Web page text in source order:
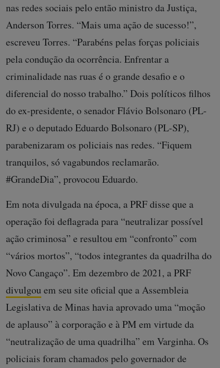
nas redes sociais pelo então ministro da Justiça,
Anderson Torres. “Mais uma ação de sucesso!”,
escreveu Torres. “Parabéns pelas forças policiais
pela condução da ocorrência. Enfrentar a
criminalidade nas ruas é o grande desafio e o
diferencial do nosso trabalho.” Dois políticos filhos
do ex-presidente, o senador Flávio Bolsonaro (PL-
RJ) e o deputado Eduardo Bolsonaro (PL-SP),
parabenizaram os policiais nas redes. “Fiquem
tranquilos, só vagabundos reclamarão.
#GrandeDia”, provocou Eduardo.
Em nota divulgada na época, a PRF disse que a
operação foi deflagrada para “neutralizar possível
ação criminosa” e resultou em “confronto” com
“vários mortos”, “todos integrantes da quadrilha do
Novo Cangaço”. Em dezembro de 2021, a PRF
divulgou em seu site oficial que a Assembleia
Legislativa de Minas havia aprovado uma “moção
de aplauso” à corporação e à PM em virtude da
“neutralização de uma quadrilha” em Varginha. Os
policiais foram chamados pelo governador de